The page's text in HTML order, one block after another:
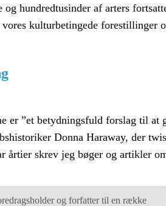
hundredtusinder af arters
kulturbetingede
”et betydningsfuld forslag til at
Donna Haraway, der
årtier skrev jeg bøger og artikler
og forfatter til en række